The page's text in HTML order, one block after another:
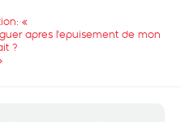
«
apres l'epuisement de mon
?